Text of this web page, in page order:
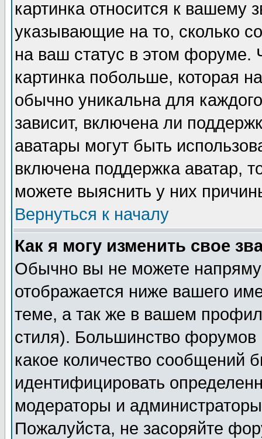
картинка относится к вашему
указывающие на то, сколько
на ваш статус в этом форуме.
картинка побольше, которая
обычно уникальна для
зависит, включена ли
аватары могут быть
включена поддержка аватар,
можете выяснить у них
Вернуться к началу
Как я могу изменить свое
Обычно вы не можете
отображается ниже вашего
теме, а так же в вашем
стиля). Большинство форумов
какое количество сообщений
идентифицировать
модераторы и
Пожалуйста, не засоряйте